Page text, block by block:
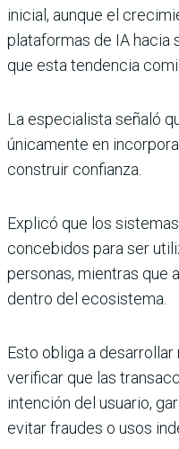
inicial, aunque el
plataformas de IA
que esta tendencia
La especialista señaló
únicamente en
construir confianza.
Explicó que los
concebidos para ser
personas, mientras que
dentro del ecosistema.
Esto obliga a
verificar que las
intención del usuario,
evitar fraudes o usos